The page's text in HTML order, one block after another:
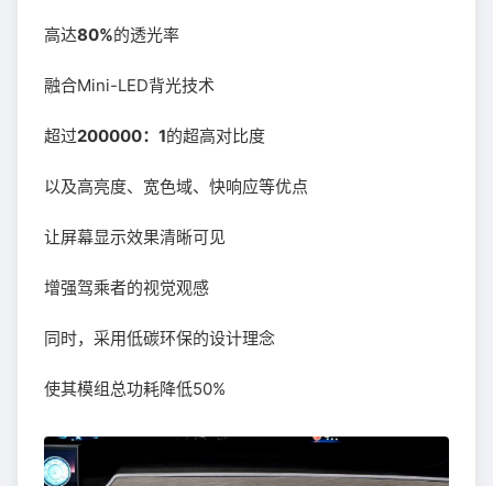
高达80%的透光率
融合Mini-LED背光技术
超过200000：1的超高对比度
以及高亮度、宽色域、快响应等优点
让屏幕显示效果清晰可见
增强驾乘者的视觉观感
同时，采用低碳环保的设计理念
使其模组总功耗降低50%